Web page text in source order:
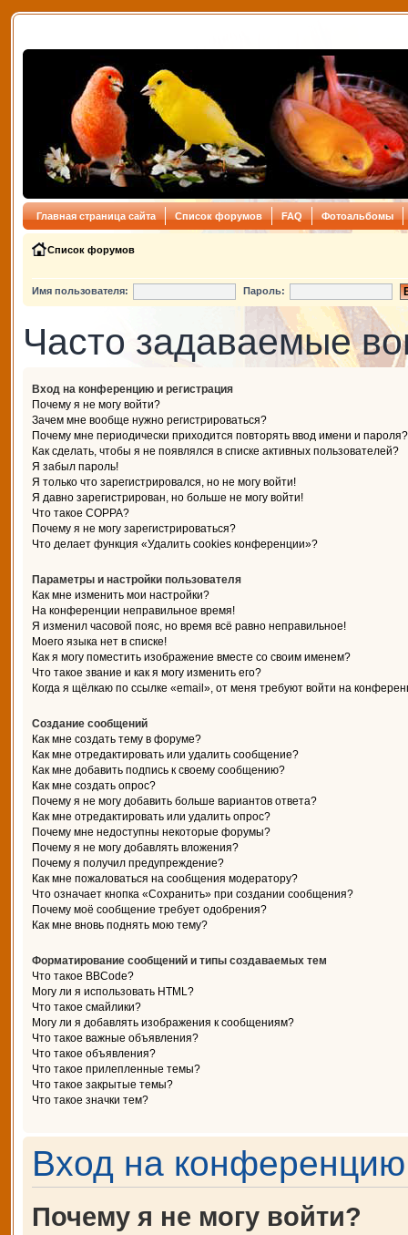
Главная страница сайта Список форумов FAQ Фотоальбомы
Список форумов
Имя пользователя: Пароль:
Часто задаваемые
Вход на конференцию и регистрация
Почему я не могу войти?
Зачем мне вообще нужно регистрироваться?
Почему мне периодически приходится повторять ввод имени и пароля?
Как сделать, чтобы я не появлялся в списке активных пользователей?
Я забыл пароль!
Я только что зарегистрировался, но не могу войти!
Я давно зарегистрирован, но больше не могу войти!
Что такое COPPA?
Почему я не могу зарегистрироваться?
Что делает функция «Удалить cookies конференции»?
Параметры и настройки пользователя
Как мне изменить мои настройки?
На конференции неправильное время!
Я изменил часовой пояс, но время всё равно неправильное!
Моего языка нет в списке!
Как я могу поместить изображение вместе со своим именем?
Что такое звание и как я могу изменить его?
Когда я щёлкаю по ссылке «email», от меня требуют войти на
Создание сообщений
Как мне создать тему в форуме?
Как мне отредактировать или удалить сообщение?
Как мне добавить подпись к своему сообщению?
Как мне создать опрос?
Почему я не могу добавить больше вариантов ответа?
Как мне отредактировать или удалить опрос?
Почему мне недоступны некоторые форумы?
Почему я не могу добавлять вложения?
Почему я получил предупреждение?
Как мне пожаловаться на сообщения модератору?
Что означает кнопка «Сохранить» при создании сообщения?
Почему моё сообщение требует одобрения?
Как мне вновь поднять мою тему?
Форматирование сообщений и типы создаваемых тем
Что такое BBCode?
Могу ли я использовать HTML?
Что такое смайлики?
Могу ли я добавлять изображения к сообщениям?
Что такое важные объявления?
Что такое объявления?
Что такое прилепленные темы?
Что такое закрытые темы?
Что такое значки тем?
Вход на конференцию
Почему я не могу войти?